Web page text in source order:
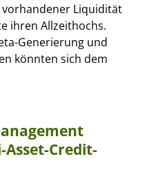
vorhandener Liquidität
ihren Allzeithochs.
Generierung und
könnten sich dem
Credit-